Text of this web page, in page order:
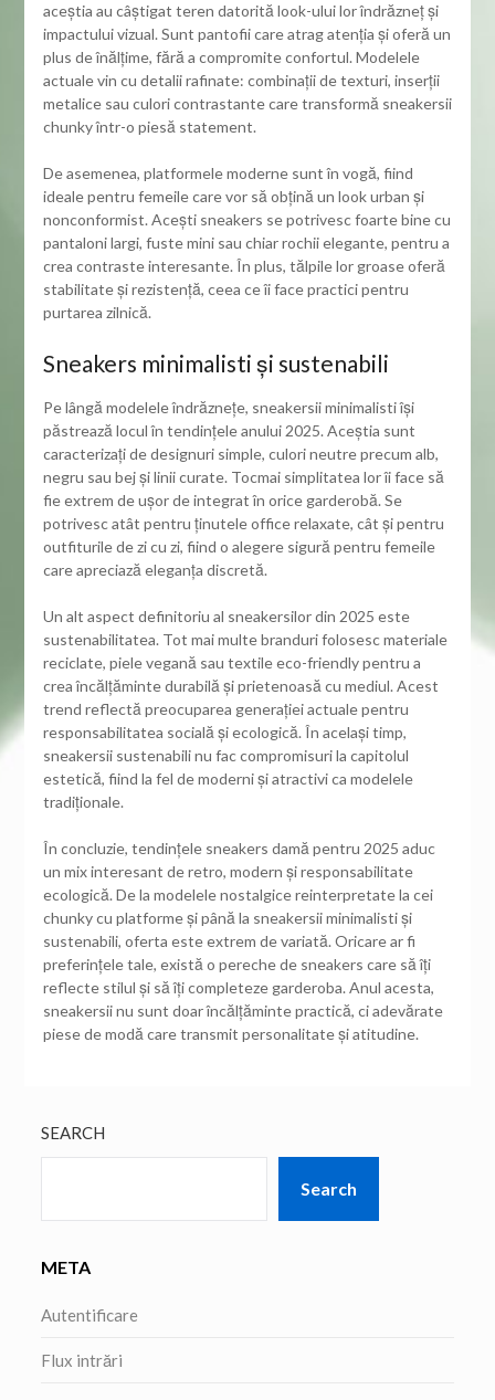
aceștia au câștigat teren datorită look-ului lor îndrăzneț și
impactului vizual. Sunt pantofii care atrag atenția și oferă un
plus de înălțime, fără a compromite confortul. Modelele
actuale vin cu detalii rafinate: combinații de texturi, inserții
metalice sau culori contrastante care transformă sneakersii
chunky într-o piesă statement.
De asemenea, platformele moderne sunt în vogă, fiind
ideale pentru femeile care vor să obțină un look urban și
nonconformist. Acești sneakers se potrivesc foarte bine cu
pantaloni largi, fuste mini sau chiar rochii elegante, pentru a
crea contraste interesante. În plus, tălpile lor groase oferă
stabilitate și rezistență, ceea ce îi face practici pentru
purtarea zilnică.
Sneakers minimalisti și sustenabili
Pe lângă modelele îndrăznețe, sneakersii minimalisti își
păstrează locul în tendințele anului 2025. Aceștia sunt
caracterizați de designuri simple, culori neutre precum alb,
negru sau bej și linii curate. Tocmai simplitatea lor îi face să
fie extrem de ușor de integrat în orice garderobă. Se
potrivesc atât pentru ținutele office relaxate, cât și pentru
outfiturile de zi cu zi, fiind o alegere sigură pentru femeile
care apreciază eleganța discretă.
Un alt aspect definitoriu al sneakersilor din 2025 este
sustenabilitatea. Tot mai multe branduri folosesc materiale
reciclate, piele vegană sau textile eco-friendly pentru a
crea încălțăminte durabilă și prietenoasă cu mediul. Acest
trend reflectă preocuparea generației actuale pentru
responsabilitatea socială și ecologică. În același timp,
sneakersii sustenabili nu fac compromisuri la capitolul
estetică, fiind la fel de moderni și atractivi ca modelele
tradiționale.
În concluzie, tendințele sneakers damă pentru 2025 aduc
un mix interesant de retro, modern și responsabilitate
ecologică. De la modelele nostalgice reinterpretate la cei
chunky cu platforme și până la sneakersii minimalisti și
sustenabili, oferta este extrem de variată. Oricare ar fi
preferințele tale, există o pereche de sneakers care să îți
reflecte stilul și să îți completeze garderoba. Anul acesta,
sneakersii nu sunt doar încălțăminte practică, ci adevărate
piese de modă care transmit personalitate și atitudine.
SEARCH
Search
META
Autentificare
Flux intrări